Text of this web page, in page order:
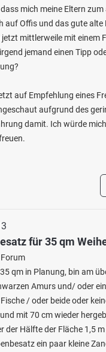
mich meine Eltern
auf Offis und das gute alte
mittlerweile mit einem
jemand einen Tipp
auf Empfehlung eines
aufgrund des
damit. Ich würde
für 35 qm
qm in Planung, bin am
Amurs und/ oder
/ oder beide oder
mit 70 cm wieder
der Hälfte der Fläche 1,5
ein paar kleine